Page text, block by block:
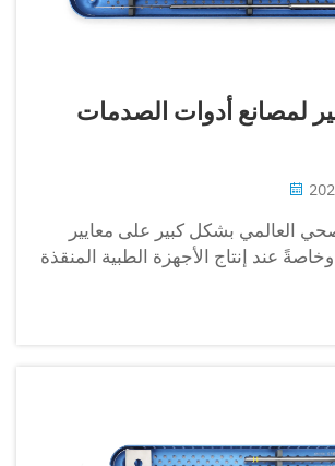
معايير لمصانع أدوات الصدمات
العالمي بشكل كبير على معايير
وخاصةً عند إنتاج الأجهزة الطبية المنقذة
أدوات الصدمات العظمية ضمن أطر